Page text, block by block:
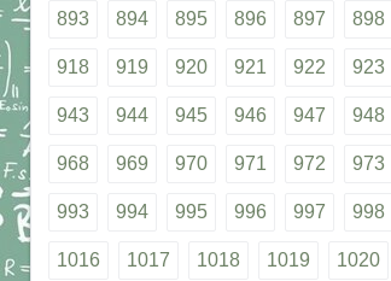
893 894 895 896 897 898
918 919 920 921 922 923
943 944 945 946 947 948
968 969 970 971 972 973
993 994 995 996 997 998
1016 1017 1018 1019 1020